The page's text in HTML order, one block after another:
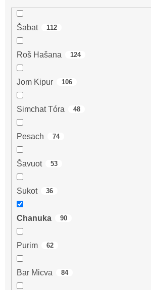
Šabat 112
Roš Hašana 124
Jom Kipur 106
Simchat Tóra 48
Pesach 74
Šavuot 53
Sukot 36
Chanuka 90
Purim 62
Bar Micva 84